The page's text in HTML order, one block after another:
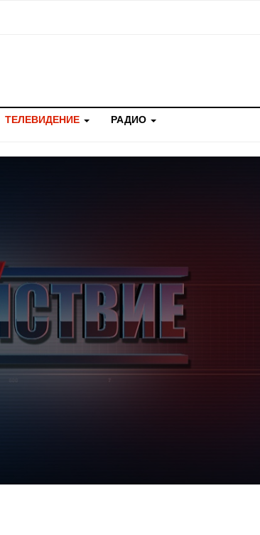
ТЕЛЕВИДЕНИЕ РАДИО